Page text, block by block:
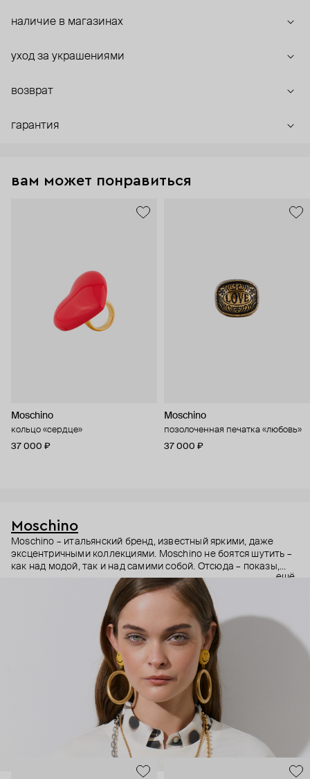
наличие в магазинах
уход за украшениями
возврат
гарантия
вам может понравиться
Moschino
кольцо «сердце»
37 000 ₽
Moschino
позолоченная печатка «любовь»
37 000 ₽
Moschino
Moschino – итальянский бренд, известный яркими, даже
эксцентричными коллекциями. Moschino не боятся шутить –
как над модой, так и над самими собой. Отсюда – показы,
мгновенно становящиеся главными событиями, вирусные
выходы селебрити (помните Кэти Перри в платье-люстре на
бале Института костюма Met Gala в 2019 году?) и
коллаборации с самыми неожиданными кандидатами, от
«Улицы Сезам» до The Sims. Украшения бренда –
гипертрофированно праздничные, практически
нарисованные: с кристаллами размером с ладонь и будто бы
расплавленными сердцами.
ещё